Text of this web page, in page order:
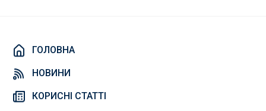
ГОЛОВНА
НОВИНИ
КОРИСНІ СТАТТІ